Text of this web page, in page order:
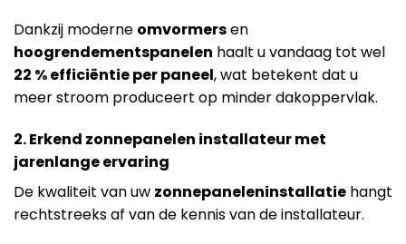
Dankzij moderne omvormersen
hoogrendementspanelen haalt u vandaag tot wel
22 % efficiëntie per paneel, wat betekent dat u
meer stroom produceert op minder dakoppervlak.
2. Erkend zonnepanelen installateur met
jarenlange ervaring
De kwaliteit van uw zonnepaneleninstallatie hangt
rechtstreeks af van de kennis van de installateur.